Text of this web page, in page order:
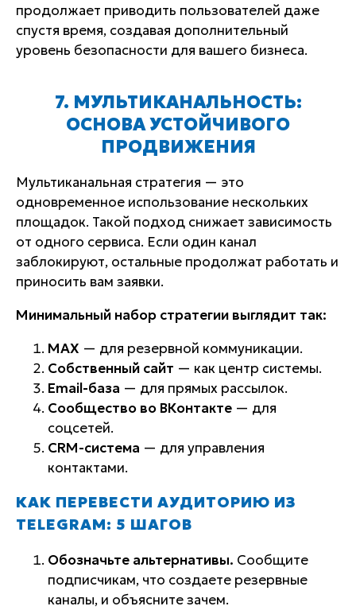
продолжает приводить пользователей даже
спустя время, создавая дополнительный
уровень безопасности для вашего бизнеса.
7. МУЛЬТИКАНАЛЬНОСТЬ:
ОСНОВА УСТОЙЧИВОГО
ПРОДВИЖЕНИЯ
Мультиканальная стратегия — это
одновременное использование нескольких
площадок. Такой подход снижает зависимость
от одного сервиса. Если один канал
заблокируют, остальные продолжат работать и
приносить вам заявки.
Минимальный набор стратегии выглядит так:
MAX — для резервной коммуникации.
Собственный сайт — как центр системы.
Email-база — для прямых рассылок.
Сообщество во ВКонтакте — для
соцсетей.
CRM-система — для управления
контактами.
КАК ПЕРЕВЕСТИ АУДИТОРИЮ ИЗ
TELEGRAM: 5 ШАГОВ
Обозначьте альтернативы. Сообщите
подписчикам, что создаете резервные
каналы, и объясните зачем.